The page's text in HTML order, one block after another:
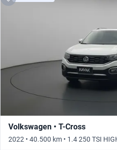
Volkswagen • T-Cross
2022 • 40.500 km • 1.4 250 TSI